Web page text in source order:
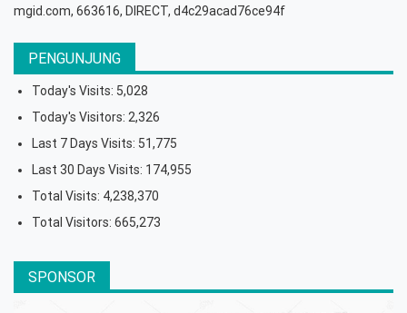
mgid.com, 663616, DIRECT, d4c29acad76ce94f
PENGUNJUNG
Today's Visits: 5,028
Today's Visitors: 2,326
Last 7 Days Visits: 51,775
Last 30 Days Visits: 174,955
Total Visits: 4,238,370
Total Visitors: 665,273
SPONSOR